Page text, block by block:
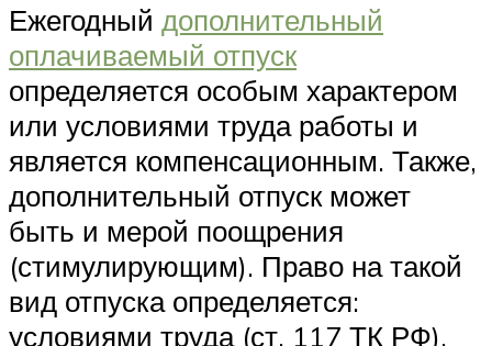
Ежегодный дополнительный
оплачиваемый отпуск
определяется особым характером
или условиями труда работы и
является компенсационным. Также,
дополнительный отпуск может
быть и мерой поощрения
(стимулирующим). Право на такой
вид отпуска определяется:
условиями труда (ст. 117 ТК РФ),